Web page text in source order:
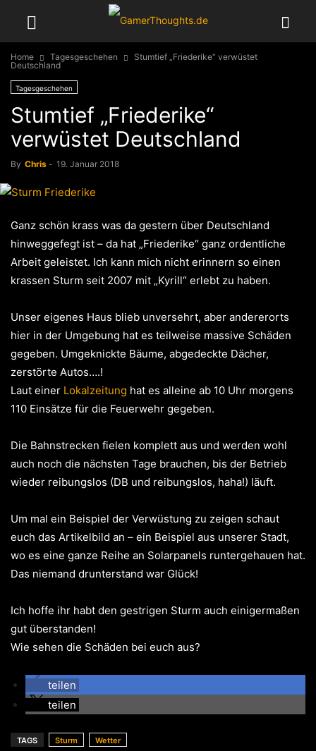
Home Tagesgeschehen
Stumtief „Friederike“ verwüstet
Deutschland
Tagesgeschehen
Stumtief „Friederike“
verwüstet Deutschland
By Chris - 19. Januar 2018
Ganz schön krass was da gestern über Deutschland
hinweggefegt ist – da hat „Friederike“ ganz ordentliche
Arbeit geleistet. Ich kann mich nicht erinnern so einen
krassen Sturm seit 2007 mit „Kyrill“ erlebt zu haben.
Unser eigenes Haus blieb unversehrt, aber andererorts
hier in der Umgebung hat es teilweise massive Schäden
gegeben. Umgeknickte Bäume, abgedeckte Dächer,
zerstörte Autos….!
Laut einer Lokalzeitung hat es alleine ab 10 Uhr morgens
110 Einsätze für die Feuerwehr gegeben.
Die Bahnstrecken fielen komplett aus und werden wohl
auch noch die nächsten Tage brauchen, bis der Betrieb
wieder reibungslos (DB und reibungslos, haha!) läuft.
Um mal ein Beispiel der Verwüstung zu zeigen schaut
euch das Artikelbild an – ein Beispiel aus unserer Stadt,
wo es eine ganze Reihe an Solarpanels runtergehauen hat.
Das niemand drunterstand war Glück!
Ich hoffe ihr habt den gestrigen Sturm auch einigermaßen
gut überstanden!
Wie sehen die Schäden bei euch aus?
teilen
teilen
TAGS Sturm Wetter